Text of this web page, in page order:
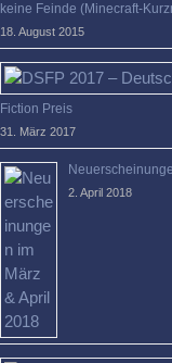
keine Feinde (Minecraft-
18. August 2015
Fiction Preis
31. März 2017
2. April 2018